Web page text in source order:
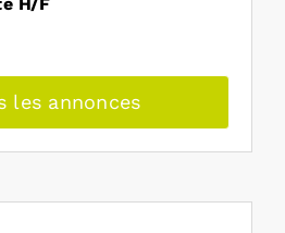
les annonces